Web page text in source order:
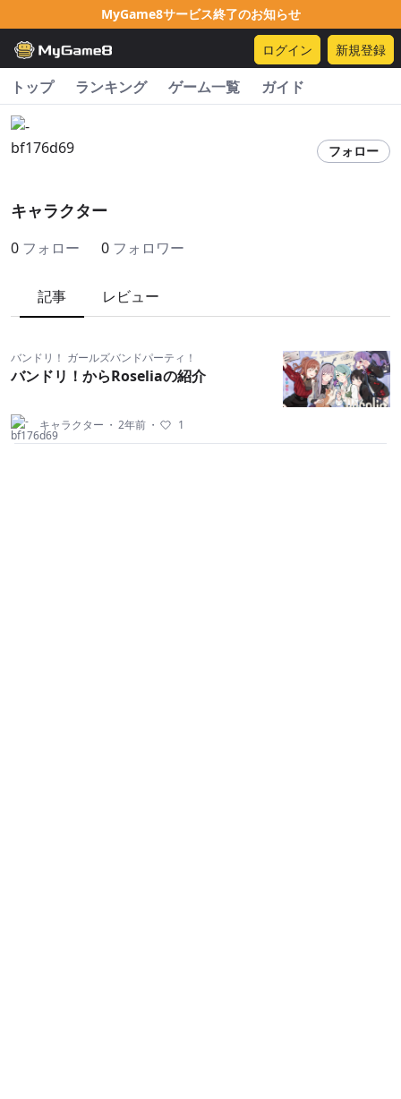
MyGame8サービス終了のお知らせ
ログイン 新規登録
トップ ランキング ゲーム一覧 ガイド
フォロー
キャラクター
0 フォロー 0 フォロワー
記事 レビュー
バンドリ！ ガールズバンドパーティ！
バンドリ！からRoseliaの紹介
キャラクター ・ 2年前 ・ 1